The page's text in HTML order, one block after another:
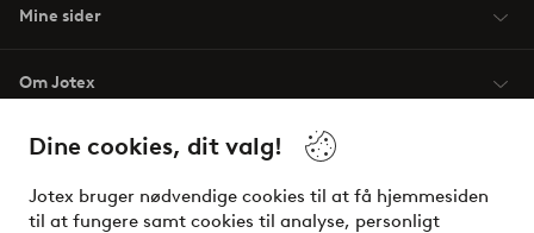
Dine cookies, dit valg!
Jotex bruger nødvendige cookies til at få hjemmesiden
til at fungere samt cookies til analyse, personligt
Mine sider
Om Jotex
Vilkår
Venner